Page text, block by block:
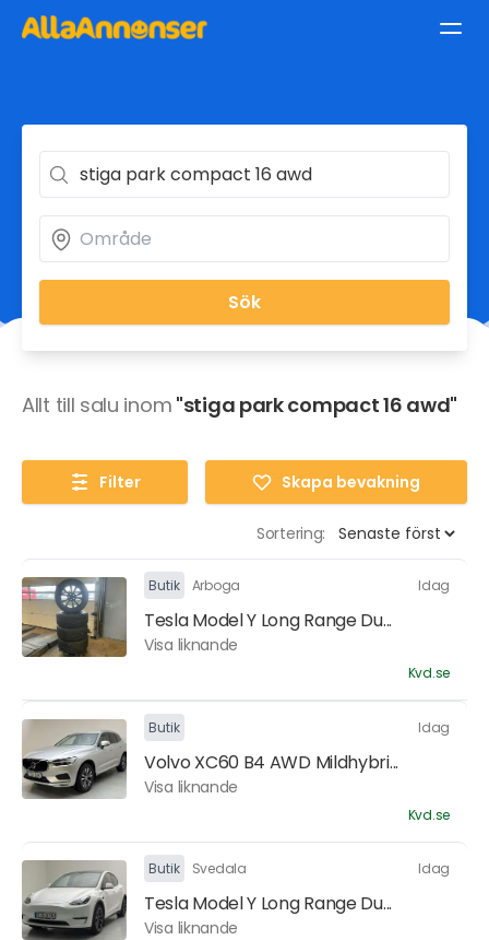
Sök
Allt till salu inom "stiga park compact 16 awd"
Filter Skapa bevakning
Sortering:
Butik Arboga Idag
Tesla Model Y Long Range Du...
Visa liknande
Kvd.se
Butik Idag
Volvo XC60 B4 AWD Mildhybri...
Visa liknande
Kvd.se
Butik Svedala Idag
Tesla Model Y Long Range Du...
Visa liknande